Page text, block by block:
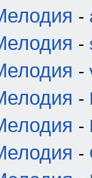
-
-
-
-
-
-